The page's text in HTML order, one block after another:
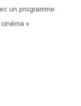
un programme
»